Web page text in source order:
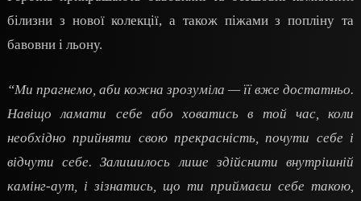
білизни з нової колекції, а також піжами з попліну та
бавовни і льону.
“Ми прагнемо, аби кожна зрозуміла — її вже достатньо.
Навіщо ламати себе або ховатись в той час, коли
необхідно прийняти свою прекрасність, почути себе і
відчути себе. Залишилось лише здійснити внутрішній
камінг-аут, і зізнатись, що ти приймаєш себе такою,